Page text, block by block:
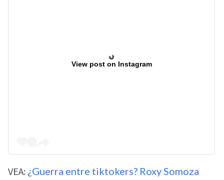
View post on Instagram
VEA: ¿Guerra entre tiktokers? Roxy Somoza